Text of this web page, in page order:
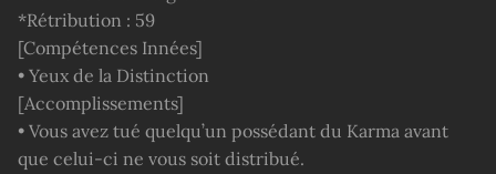
*Rétribution : 59
[Compétences Innées]
• Yeux de la Distinction
[Accomplissements]
• Vous avez tué quelqu’un possédant du Karma avant
que celui-ci ne vous soit distribué.